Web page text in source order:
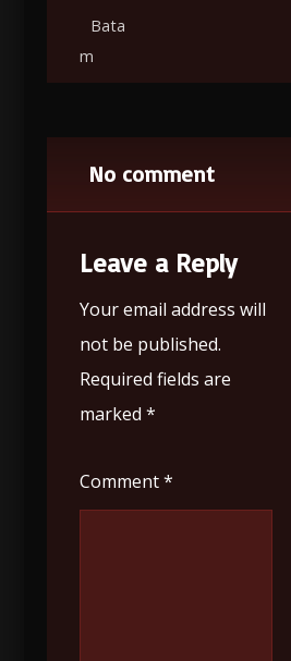
Bata
m
No comment
Leave a Reply
Your email address will
not be published.
Required fields are
marked *
Comment*